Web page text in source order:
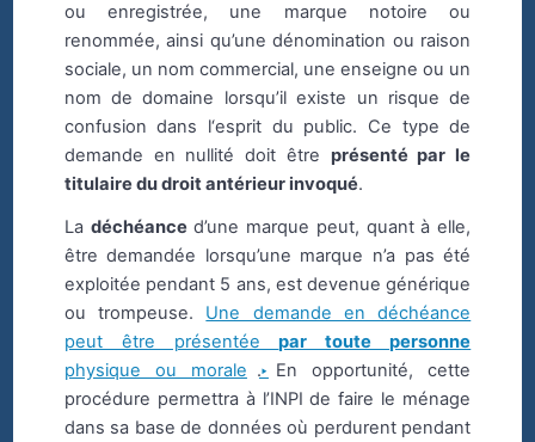
ou enregistrée, une marque notoire ou
renommée, ainsi qu’une dénomination ou raison
sociale, un nom commercial, une enseigne ou un
nom de domaine lorsqu’il existe un risque de
confusion dans l‘esprit du public. Ce type de
demande en nullité doit être présenté par le
titulaire du droit antérieur invoqué.
La déchéance d’une marque peut, quant à elle,
être demandée lorsqu’une marque n’a pas été
exploitée pendant 5 ans, est devenue générique
ou trompeuse. Une demande en déchéance
peut être présentéepar toute personne
physique ou morale . En opportunité, cette
procédure permettra à l’INPI de faire le ménage
dans sa base de données où perdurent pendant